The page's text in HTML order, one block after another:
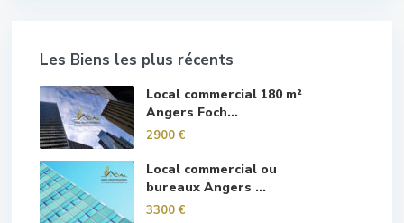
Les Biens les plus récents
Local commercial 180 m²
Angers Foch...
2900 €
Local commercial ou
bureaux Angers ...
3300 €